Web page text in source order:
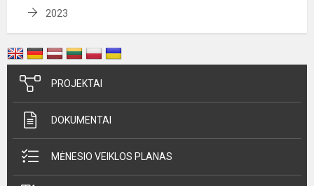
2023
PROJEKTAI
DOKUMENTAI
MĖNESIO VEIKLOS PLANAS